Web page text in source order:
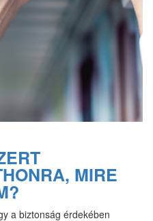
MIRE
a biztonság érdekében